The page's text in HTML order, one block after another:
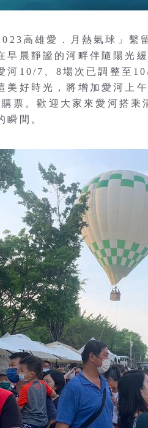
高雄愛．月熱氣球」繫
早晨靜謐的河畔伴隨陽光
河10/7、8場次已調整至
美好時光，將增加愛河上
票。歡迎大家來愛河搭乘
瞬間。